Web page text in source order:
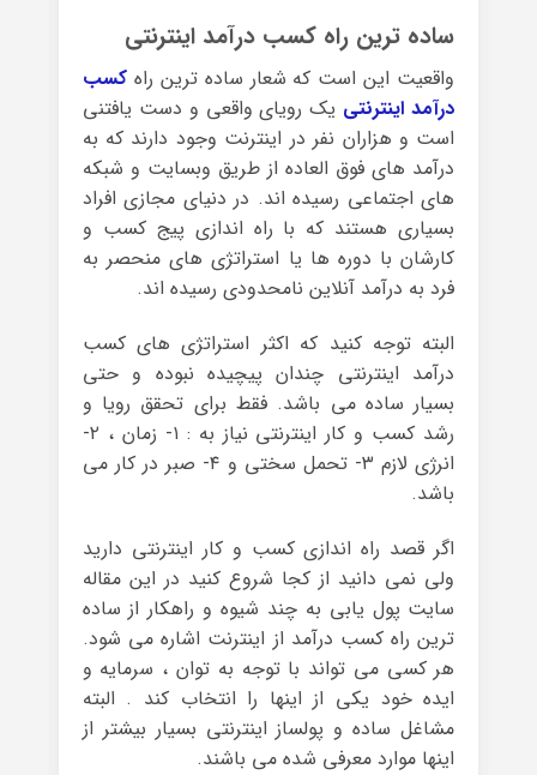
ساده ترین راه کسب درآمد اینترنتی
واقعیت این است که شعار ساده ترین راهکسب
درآمد اینترنتی یک رویای واقعی و دست یافتنی
است و هزاران نفر در اینترنت وجود دارند که به
درآمد های فوق العاده از طریق وبسایت و شبکه
های اجتماعی رسیده اند. در دنیای مجازی افراد
بسیاری هستند که با راه اندازی پیج کسب و
کارشان با دوره ها یا استراتژی های منحصر به
فرد به درآمد آنلاین نامحدودی رسیده اند.
البته توجه کنید که اکثر استراتژی های کسب
درآمد اینترنتی چندان پیچیده نبوده و حتی
بسیار ساده می باشد. فقط برای تحقق رویا و
رشد کسب و کار اینترنتی نیاز به : ۱- زمان ، ۲-
انرژی لازم ۳- تحمل سختی و ۴- صبر در کار می
باشد.
اگر قصد راه اندازی کسب و کار اینترنتی دارید
ولی نمی دانید از کجا شروع کنید در این مقاله
سایت پول یابی به چند شیوه و راهکار از ساده
ترین راه کسب درآمد از اینترنت اشاره می شود.
هر کسی می تواند با توجه به توان ، سرمایه و
ایده خود یکی از اینها را انتخاب کند . البته
مشاغل ساده و پولساز اینترنتی بسیار بیشتر از
اینها موارد معرفی شده می باشند.